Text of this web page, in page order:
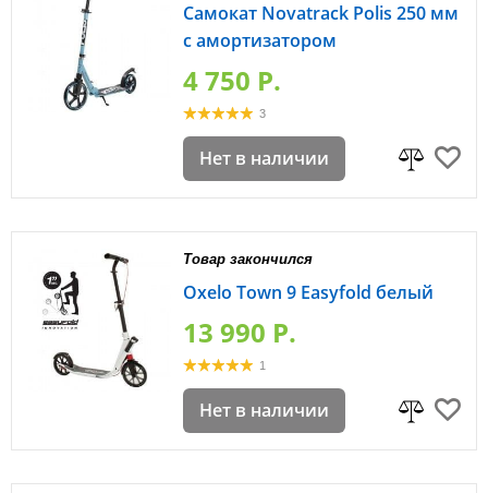
Самокат Novatrack Polis 250 мм
с амортизатором
4 750 P.
3
Нет в наличии
Товар закончился
Oxelo Town 9 Easyfold белый
13 990 P.
1
Нет в наличии